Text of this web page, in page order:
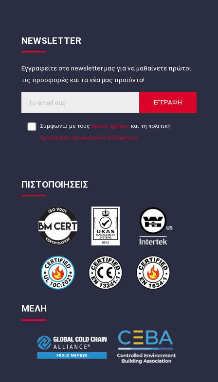
NEWSLETTER
Εγγραφείτε στο newsletter μας για να μαθαίνετε πρώτοι
τις προσφορές και τα νέα μας προϊόντα!
ΕΓΓΡΑΦΗ
Συμφωνώ με τους όρους χρήσης και τη πολιτική
προστασίας προσωπικών δεδομένων
ΠΙΣΤΟΠΟΙΗΣΕΙΣ
ΜΕΛΗ